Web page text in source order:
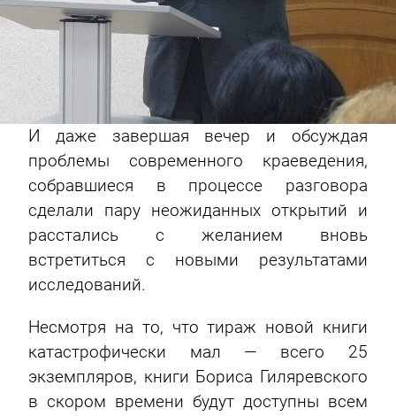
И даже завершая вечер и обсуждая
проблемы современного краеведения,
собравшиеся в процессе разговора
сделали пару неожиданных открытий и
расстались с желанием вновь
встретиться с новыми результатами
исследований.
Несмотря на то, что тираж новой книги
катастрофически мал — всего 25
экземпляров, книги Бориса Гиляревского
в скором времени будут доступны всем